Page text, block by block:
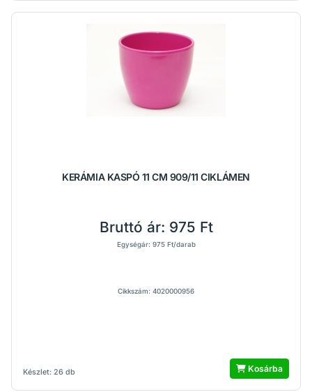
KERÁMIA KASPÓ 11 CM 909/11 CIKLÁMEN
Készlet: 26 db
Bruttó ár: 975 Ft
Egységár: 975 Ft/darab
Cikkszám: 4020000956
Kosárba